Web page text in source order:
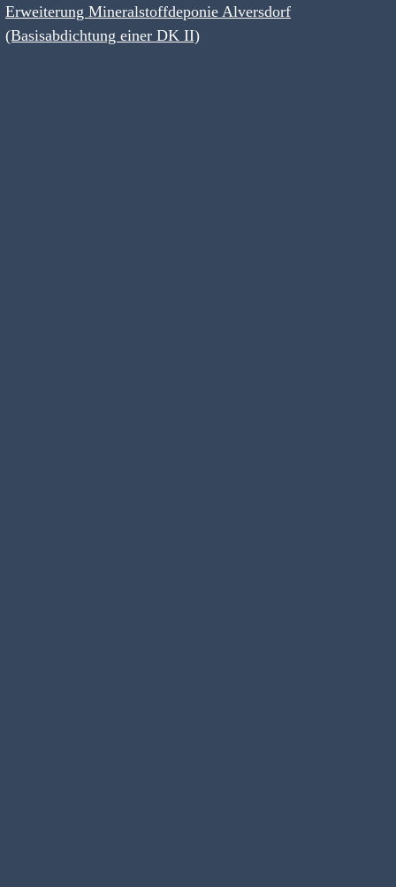
Erweiterung Mineralstoffdeponie Alversdorf
(Basisabdichtung einer DK II)